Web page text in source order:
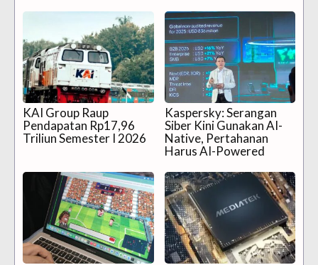
KAI Group Raup
Pendapatan Rp17,96
Triliun Semester I 2026
Kaspersky: Serangan
Siber Kini Gunakan AI-
Native, Pertahanan
Harus AI-Powered